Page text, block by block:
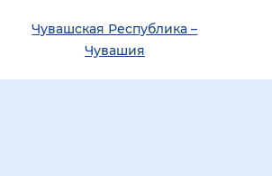
Чувашская Республика –
Чувашия